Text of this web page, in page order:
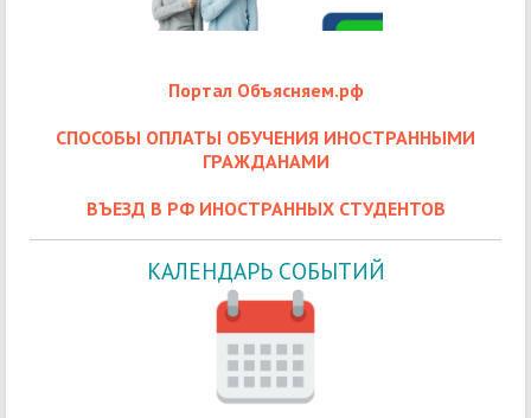
Портал Объясняем.рф
СПОСОБЫ ОПЛАТЫ ОБУЧЕНИЯ ИНОСТРАННЫМИ
ГРАЖДАНАМИ
ВЪЕЗД В РФ ИНОСТРАННЫХ СТУДЕНТОВ
КАЛЕНДАРЬ СОБЫТИЙ